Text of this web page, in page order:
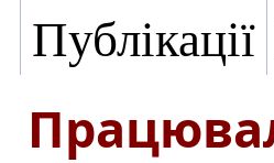
Публікації